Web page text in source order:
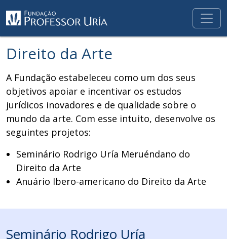
Direito da Arte
A Fundação estabeleceu como um dos seus
objetivos apoiar e incentivar os estudos
jurídicos inovadores e de qualidade sobre o
mundo da arte. Com esse intuito, desenvolve os
seguintes projetos:
Seminário Rodrigo Uría Meruéndano do
Direito da Arte
Anuário Ibero-americano do Direito da Arte
Seminário Rodrigo Uría